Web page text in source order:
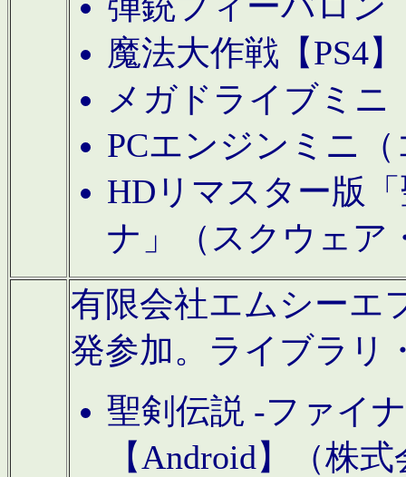
魔法大作戦【PS4
メガドライブミニ
PCエンジンミニ
HDリマスター版
ナ」（スクウェア
有限会社エムシーエ
発参加。ライブラリ
聖剣伝説 -ファイ
【Android】（株